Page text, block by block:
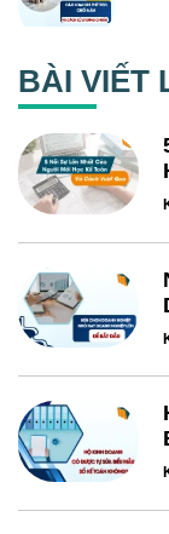
BÀI VIẾT